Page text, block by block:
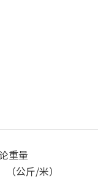
重量
公斤/米）